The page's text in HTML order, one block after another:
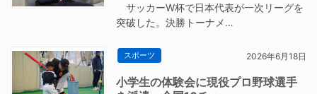
サッカーW杯で日本代表が一次リーグを
突破した。決勝トーナメ…
スポーツ 2026年6月18日
小学生の体験会に現役プロ野球選手